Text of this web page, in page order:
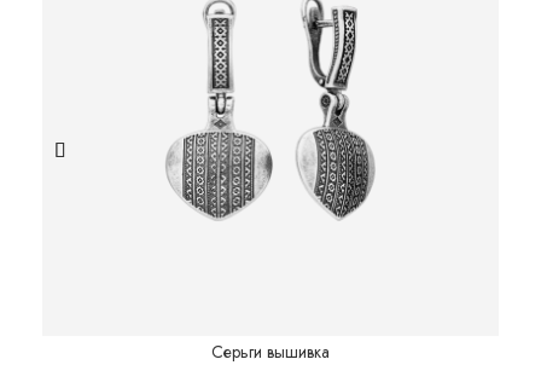
Серьги вышивка